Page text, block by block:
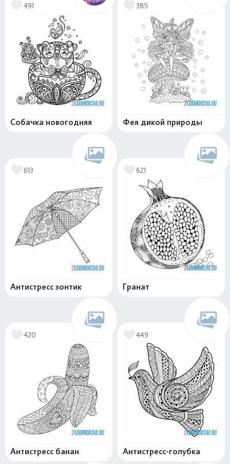
491
Собачка новогодняя
385
Фея дикой природы
613
Антистресс зонтик
621
Гранат
420
Антистресс банан
449
Антистресс-голубка